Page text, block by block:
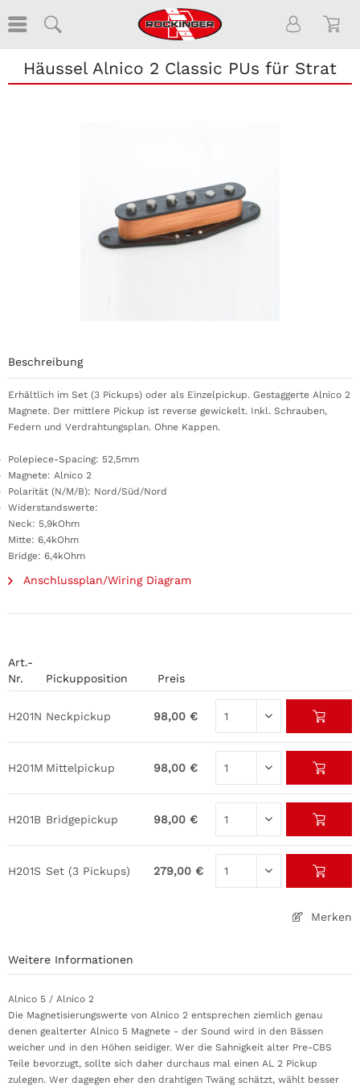
Häussel Alnico 2 Classic PUs für Strat
Merken
Art.-
Nr.
Pickupposition Preis
H201N Neckpickup 98,00 €
H201M Mittelpickup 98,00 €
H201B Bridgepickup 98,00 €
H201S Set (3 Pickups) 279,00 €
Beschreibung
Erhältlich im Set (3 Pickups) oder als Einzelpickup. Gestaggerte Alnico 2
Magnete. Der mittlere Pickup ist reverse gewickelt. Inkl. Schrauben,
Federn und Verdrahtungsplan. Ohne Kappen.
Polepiece-Spacing: 52,5mm
Magnete: Alnico 2
Polarität (N/M/B): Nord/Süd/Nord
Widerstandswerte:
Neck: 5,9kOhm
Mitte: 6,4kOhm
Bridge: 6,4kOhm
Anschlussplan/Wiring Diagram
Weitere Informationen
Alnico 5 / Alnico 2
Die Magnetisierungswerte von Alnico 2 entsprechen ziemlich genau
denen gealterter Alnico 5 Magnete - der Sound wird in den Bässen
weicher und in den Höhen seidiger. Wer die Sahnigkeit alter Pre-CBS
Teile bevorzugt, sollte sich daher durchaus mal einen AL 2 Pickup
zulegen. Wer dagegen eher den drahtigen Twäng schätzt, wählt besser